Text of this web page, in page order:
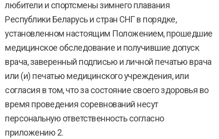
любители и спортсмены зимнего плавания
Республики Беларусь и стран СНГ в порядке,
установленном настоящим Положением, прошедшие
медицинское обследование и получившие допуск
врача, заверенный подписью и личной печатью врача
или (и) печатью медицинского учреждения, или
согласия в том, что за состояние своего здоровья во
время проведения соревнований несут
персональную ответственность согласно
приложению 2.